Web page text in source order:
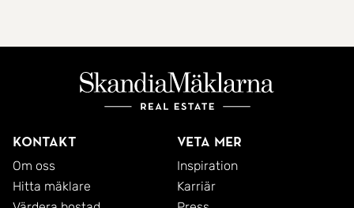
Kontakt
Om oss
Hitta mäklare
Veta mer
Inspiration
Karriär